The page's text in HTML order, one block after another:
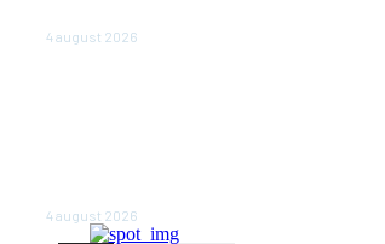
4 august 2026
4 august 2026